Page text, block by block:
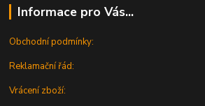
Informace pro Vás...
Obchodní podmínky:
Reklamační řád:
Vrácení zboží: